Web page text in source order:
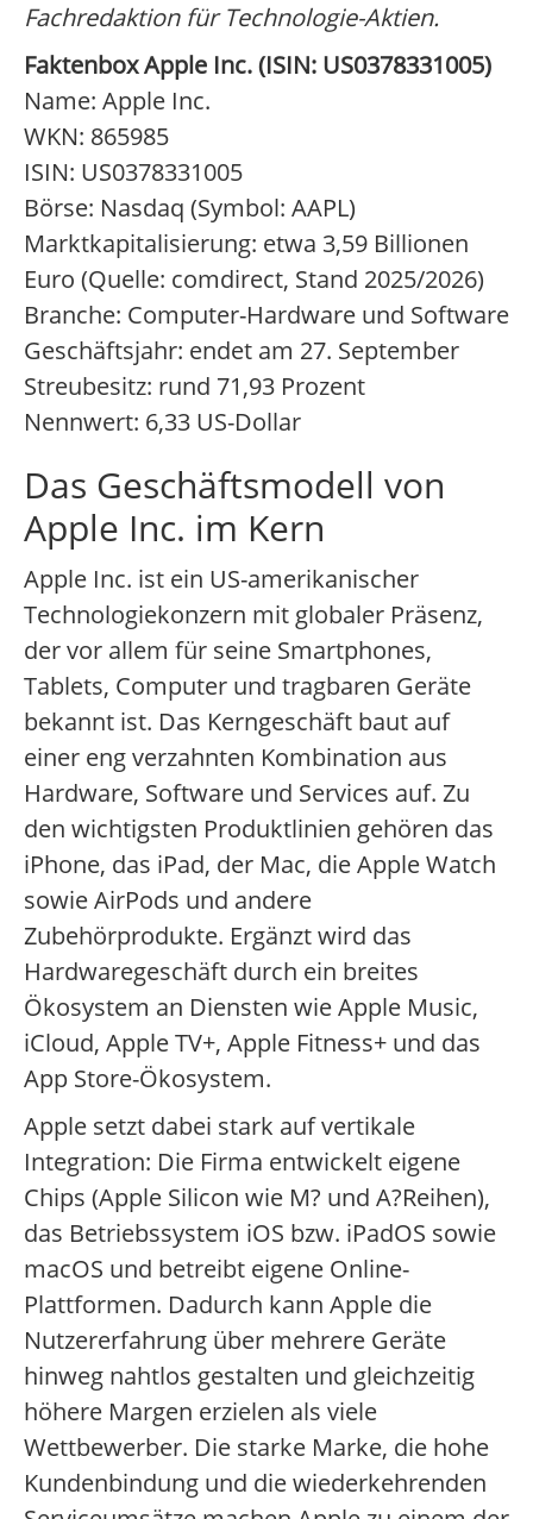
Fachredaktion für Technologie-Aktien.
Faktenbox Apple Inc. (ISIN: US0378331005)
Name: Apple Inc.
WKN: 865985
ISIN: US0378331005
Börse: Nasdaq (Symbol: AAPL)
Marktkapitalisierung: etwa 3,59 Billionen
Euro (Quelle: comdirect, Stand 2025/2026)
Branche: Computer-Hardware und Software
Geschäftsjahr: endet am 27. September
Streubesitz: rund 71,93 Prozent
Nennwert: 6,33 US-Dollar
Das Geschäftsmodell von
Apple Inc. im Kern
Apple Inc. ist ein US-amerikanischer
Technologiekonzern mit globaler Präsenz,
der vor allem für seine Smartphones,
Tablets, Computer und tragbaren Geräte
bekannt ist. Das Kerngeschäft baut auf
einer eng verzahnten Kombination aus
Hardware, Software und Services auf. Zu
den wichtigsten Produktlinien gehören das
iPhone, das iPad, der Mac, die Apple Watch
sowie AirPods und andere
Zubehörprodukte. Ergänzt wird das
Hardwaregeschäft durch ein breites
Ökosystem an Diensten wie Apple Music,
iCloud, Apple TV+, Apple Fitness+ und das
App Store-Ökosystem.
Apple setzt dabei stark auf vertikale
Integration: Die Firma entwickelt eigene
Chips (Apple Silicon wie M? und A?Reihen),
das Betriebssystem iOS bzw. iPadOS sowie
macOS und betreibt eigene Online-
Plattformen. Dadurch kann Apple die
Nutzererfahrung über mehrere Geräte
hinweg nahtlos gestalten und gleichzeitig
höhere Margen erzielen als viele
Wettbewerber. Die starke Marke, die hohe
Kundenbindung und die wiederkehrenden